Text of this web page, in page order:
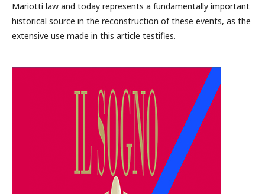
Mariotti law and today represents a fundamentally important
historical source in the reconstruction of these events, as the
extensive use made in this article testifies.